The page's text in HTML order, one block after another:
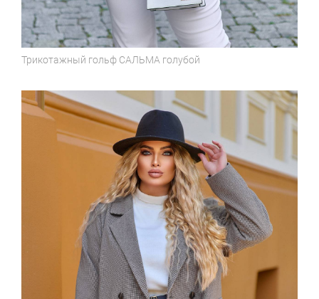
Трикотажный гольф САЛЬМА голубой